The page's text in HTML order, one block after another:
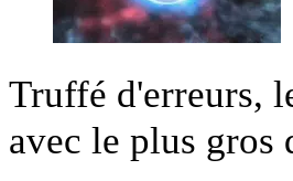
Truffé d'erreurs,
avec le plus